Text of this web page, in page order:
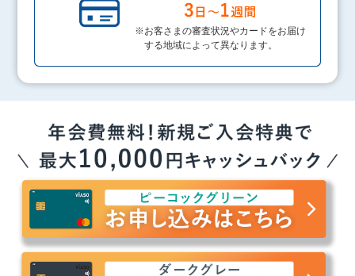
※お客さまの審査状況やカードをお届け
する地域によって異なります。